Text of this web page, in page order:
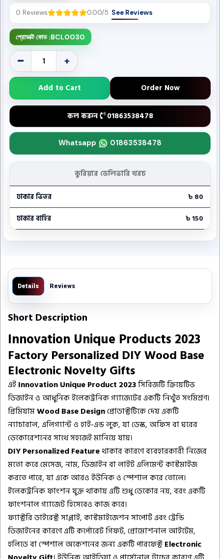
0 Reviews 0.00/5 See Reviews
প্রোডাক্ট কোড :BCL0030
- +
Add to Cart Order Now
কল করুন 01863538478
Whatsapp 01863538478
কুরিয়ার ডেলিভারি খরচ
ঢাকার ভিতর
৳ 80
ঢাকার বাহির
৳ 150
Details Reviews
Short Description
Innovation Unique Products 2023
Factory Personalized DIY Wood Base
Electronic Novelty Gifts
এইInnovation Unique Product 2023সিরিজটি ক্রিয়েটিভ
ডিজাইন ও আধুনিক ইলেকট্রনিক গ্যাজেটের একটি নিখুঁত সংমিশ্রণ।
প্রিমিয়ামWood Base Designপ্রোডাক্টটিকে দেয় একটি
ন্যাচারাল, এলিগ্যান্ট ও হাই-এন্ড লুক, যা ডেস্ক, অফিস বা ঘরের
ডেকোরেশনের সাথে সহজেই মানিয়ে যায়।
DIY Personalized Featureথাকার কারণে ব্যবহারকারী নিজের
মতো করে মেসেজ, নাম, ডিজাইন বা লাইট এলিমেন্ট কাস্টমাইজ
করতে পারে, যা একে আরও ইউনিক ও স্পেশাল করে তোলে।
ইলেকট্রনিক ফাংশন যুক্ত থাকায় এটি শুধু ডেকোর নয়, বরং একটি
ফাংশনাল গ্যাজেট হিসেবেও কাজ করে।
ফ্যাক্টরি ডাইরেক্ট সাপ্লাই, কাস্টমাইজেশন সাপোর্ট এবং ট্রেন্ডি
ডিজাইনের কারণে এটি কর্পোরেট গিফট, প্রোমোশনাল আইটেম,
হলিডে বা স্পেশাল অকেশনের জন্য একটি পারফেক্টElectronic